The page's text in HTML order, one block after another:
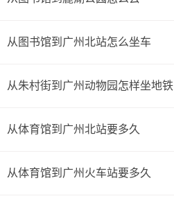
从图书馆到广州北站怎么坐车
从朱村街到广州动物园怎样坐地铁
从体育馆到广州北站要多久
从体育馆到广州火车站要多久